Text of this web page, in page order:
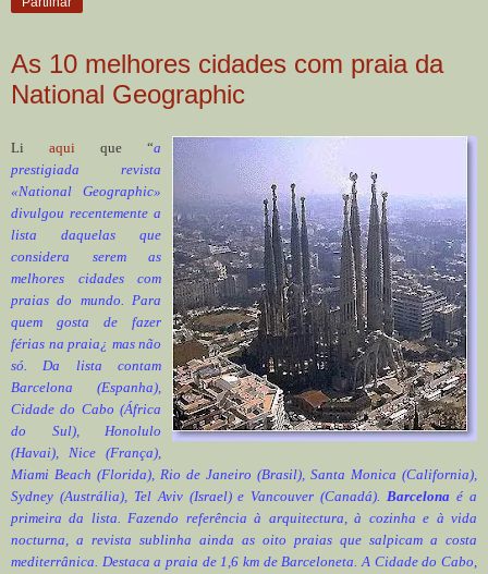
As 10 melhores cidades com praia da
National Geographic
Li aqui que “a
prestigiada revista
«National Geographic»
divulgou recentemente a
lista daquelas que
considera serem as
melhores cidades com
praias do mundo. Para
quem gosta de fazer
férias na praia¿ mas não
só. Da lista contam
Barcelona (Espanha),
Cidade do Cabo (África
do Sul), Honolulo
(Havai), Nice (França),
Miami Beach (Florida), Rio de Janeiro (Brasil), Santa Monica (California),
Sydney (Austrália), Tel Aviv (Israel) e Vancouver (Canadá).Barcelona é a
primeira da lista. Fazendo referência à arquitectura, à cozinha e à vida
nocturna, a revista sublinha ainda as oito praias que salpicam a costa
mediterrânica. Destaca a praia de 1,6 km de Barceloneta. A Cidade do Cabo,